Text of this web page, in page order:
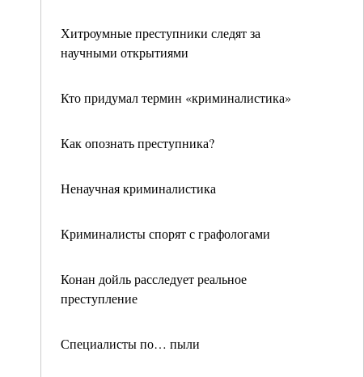
Хитроумные преступники следят за
научными открытиями
Кто придумал термин «криминалистика»
Как опознать преступника?
Ненаучная криминалистика
Криминалисты спорят с графологами
Конан дойль расследует реальное
преступление
Специалисты по… пыли